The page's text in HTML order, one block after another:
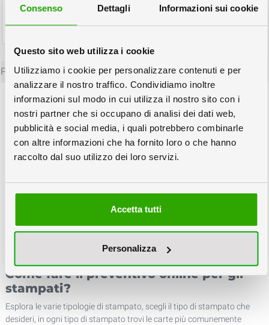
Consenso Dettagli Informazioni sui cookie
Questo sito web utilizza i cookie
Utilizziamo i cookie per personalizzare contenuti e per
analizzare il nostro traffico. Condividiamo inoltre
informazioni sul modo in cui utilizza il nostro sito con i
nostri partner che si occupano di analisi dei dati web,
pubblicità e social media, i quali potrebbero combinarle
con altre informazioni che ha fornito loro o che hanno
raccolto dal suo utilizzo dei loro servizi.
Accetta tutti
Personalizza
Tutte le soluzioni che abbiamo preparato per voi di prodotti stampati
Più Info
Prodotti tipografici.
Cosa si intende per stampa piccolo
formato?
La stampa digitale piccolo formato comprende tutti gli stampati
stampati di piccolo formato trovi una vasta gamma di soluzioni di
stampa per realizzare il preventivo online degli stampati che ti
Le stampe arrivano di norma fino al formato A3 finito ma trovi anche
soluzioni per stampati fino al formato 840x297mm per stampare
Come fare il preventivo online per gli
stampati?
Esplora le varie tipologie di stampato, scegli il tipo di stampato che
desideri, in ogni tipo di stampato trovi le carte più comunemente